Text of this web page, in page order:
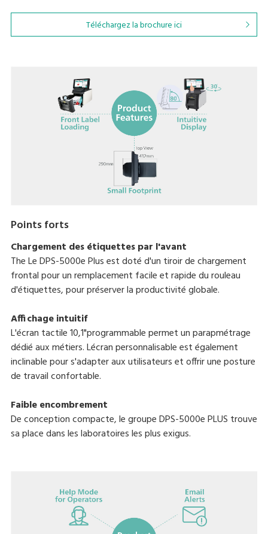
Téléchargez la brochure ici
Points forts
Chargement des étiquettes par l'avant
The Le DPS-5000e Plus est doté d'un tiroir de chargement
frontal pour un remplacement facile et rapide du rouleau
d'étiquettes, pour préserver la productivité globale.
Affichage intuitif
L'écran tactile 10,1"programmable permet un parapmétrage
dédié aux métiers. Lécran personnalisable est également
inclinable pour s'adapter aux utilisateurs et offrir une posture
de travail confortable.
Faible encombrement
De conception compacte, le groupe DPS-5000e PLUS trouve
sa place dans les laboratoires les plus exigus.